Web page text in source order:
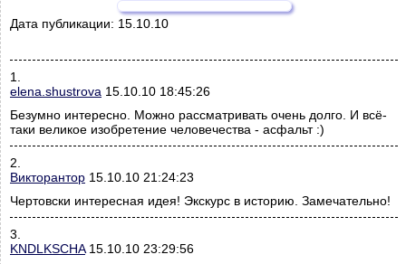
Дата публикации: 15.10.10
1.
elena.shustrova 15.10.10 18:45:26
Безумно интересно. Можно рассматривать очень долго. И всё-
таки великое изобретение человечества - асфальт :)
2.
Викторантор 15.10.10 21:24:23
Чертовски интересная идея! Экскурс в историю. Замечательно!
3.
KNDLKSCHA15.10.10 23:29:56